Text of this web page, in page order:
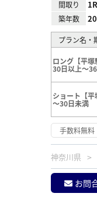
間取り 1R
築年数
プラン名・
ロング【平塚
30日以上～
ショート【平
～30日未満
手数料無料
神奈川県
お問